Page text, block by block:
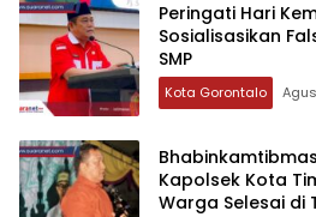
Peringati Hari
Sosialisasikan
SMP
Kota Gorontalo
Kapolsek Kota
Warga Selesai di